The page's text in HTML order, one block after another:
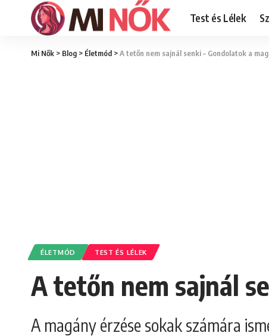
Test és Lélek
Mi Nők > Blog > Életmód >A tetőn nem sajnál senki – Gondolatok a
ÉLETMÓD TEST ÉS LÉLEK
A tetőn nem sajnál
A magány érzése sokak számára